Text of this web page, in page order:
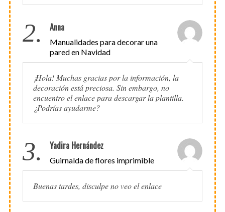
2. Anna
Manualidades para decorar una
pared en Navidad
¡Hola! Muchas gracias por la información, la
decoración está preciosa. Sin embargo, no
encuentro el enlace para descargar la plantilla.
¿Podrías ayudarme?
3. Yadira Hernández
Guirnalda de flores imprimible
Buenas tardes, disculpe no veo el enlace